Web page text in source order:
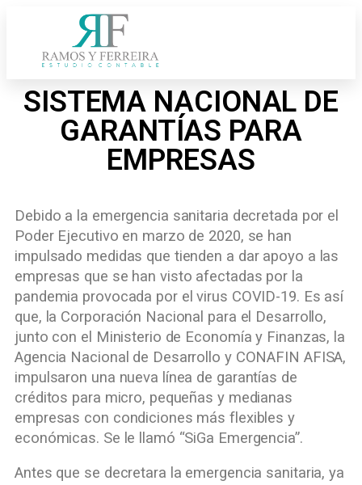
SISTEMA NACIONAL DE
GARANTÍAS PARA
EMPRESAS
Debido a la emergencia sanitaria decretada por el
Poder Ejecutivo en marzo de 2020, se han
impulsado medidas que tienden a dar apoyo a las
empresas que se han visto afectadas por la
pandemia provocada por el virus COVID-19. Es así
que, la Corporación Nacional para el Desarrollo,
junto con el Ministerio de Economía y Finanzas, la
Agencia Nacional de Desarrollo y CONAFIN AFISA,
impulsaron una nueva línea de garantías de
créditos para micro, pequeñas y medianas
empresas con condiciones más flexibles y
económicas. Se le llamó “SiGa Emergencia”.
Antes que se decretara la emergencia sanitaria, ya